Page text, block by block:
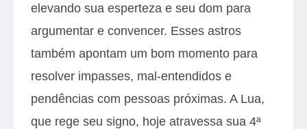
elevando sua esperteza e seu dom para
argumentar e convencer. Esses astros
também apontam um bom momento para
resolver impasses, mal-entendidos e
pendências com pessoas próximas. A Lua,
que rege seu signo, hoje atravessa sua 4ª